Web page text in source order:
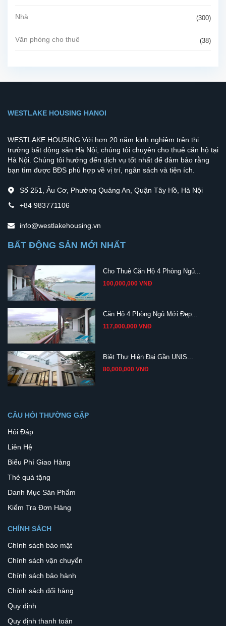
Nhà (300)
Văn phòng cho thuê (38)
WESTLAKE HOUSING HANOI
WESTLAKE HOUSING Với hơn 20 năm kinh nghiệm trên thị
trường bất động sản Hà Nội, chúng tôi chuyên cho thuê căn hộ tại
Hà Nội. Chúng tôi hướng đến dịch vụ tốt nhất để đảm bảo rằng
bạn tìm được BĐS phù hợp về vị trí, ngân sách và tiện ích.
Số 251, Âu Cơ, Phường Quảng An, Quận Tây Hồ, Hà Nội
+84 983771106
info@westlakehousing.vn
BẤT ĐỘNG SẢN MỚI NHẤT
Cho Thuê Căn Hộ 4 Phòng Ngủ...
100,000,000 VNĐ
Căn Hộ 4 Phòng Ngủ Mới Đẹp...
117,000,000 VNĐ
Biệt Thự Hiện Đại Gần UNIS...
80,000,000 VNĐ
CÂU HỎI THƯỜNG GẶP
Hỏi Đáp
Liên Hệ
Biểu Phí Giao Hàng
Thẻ quà tặng
Danh Mục Sản Phẩm
Kiểm Tra Đơn Hàng
CHÍNH SÁCH
Chính sách bảo mật
Chính sách vận chuyển
Chính sách bảo hành
Chính sách đổi hàng
Quy định
Quy định thanh toán